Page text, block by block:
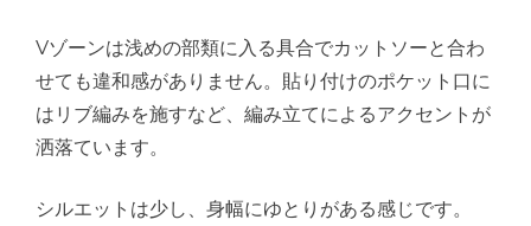
Vゾーンは浅めの部類に入る具合でカットソーと合わ
せても違和感がありません。貼り付けのポケット口に
はリブ編みを施すなど、編み立てによるアクセントが
洒落ています。
シルエットは少し、身幅にゆとりがある感じです。